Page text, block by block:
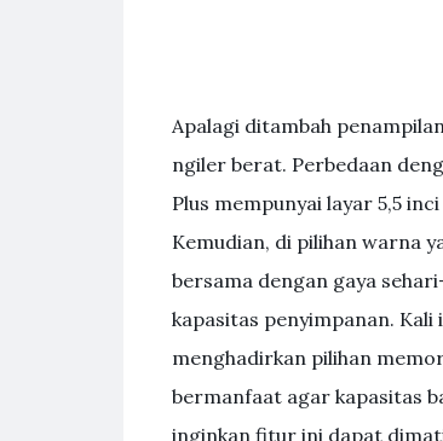
Apalagi ditambah
ngiler berat. Perbedaan
Plus mempunyai layar 5,5
Kemudian, di pilihan warna
bersama dengan gaya
kapasitas penyimpanan.
menghadirkan pilihan
bermanfaat agar kapasitas
inginkan fitur ini dapat